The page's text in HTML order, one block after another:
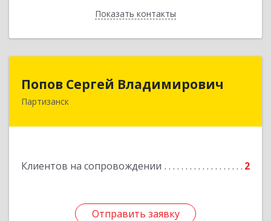
Показать контакты
Назад
Попов Сергей Владимирович
Партизанск
Клиентов на сопровождении 2
Отправить заявку
Попов Сергей Владимирович
692922, Приморский край, г. Находка, ул.
Отправить заявку